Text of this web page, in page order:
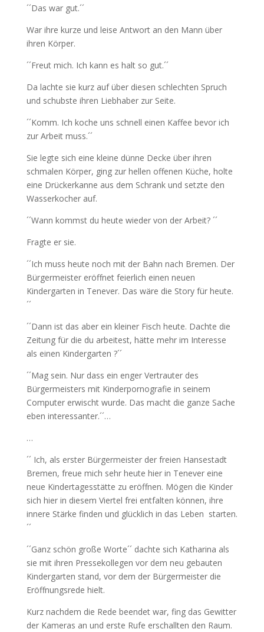
´´Das war gut.´´
War ihre kurze und leise Antwort an den Mann über
ihren Körper.
´´Freut mich. Ich kann es halt so gut.´´
Da lachte sie kurz auf über diesen schlechten Spruch
und schubste ihren Liebhaber zur Seite.
´´Komm. Ich koche uns schnell einen Kaffee bevor ich
zur Arbeit muss.´´
Sie legte sich eine kleine dünne Decke über ihren
schmalen Körper, ging zur hellen offenen Küche, holte
eine Drückerkanne aus dem Schrank und setzte den
Wasserkocher auf.
´´Wann kommst du heute wieder von der Arbeit? ´´
Fragte er sie.
´´Ich muss heute noch mit der Bahn nach Bremen. Der
Bürgermeister eröffnet feierlich einen neuen
Kindergarten in Tenever. Das wäre die Story für heute.
´´
´´Dann ist das aber ein kleiner Fisch heute. Dachte die
Zeitung für die du arbeitest, hätte mehr im Interesse
als einen Kindergarten ?´´
´´Mag sein. Nur dass ein enger Vertrauter des
Bürgermeisters mit Kinderpornografie in seinem
Computer erwischt wurde. Das macht die ganze Sache
eben interessanter.´´…
…
´´ Ich, als erster Bürgermeister der freien Hansestadt
Bremen, freue mich sehr heute hier in Tenever eine
neue Kindertagesstätte zu eröffnen. Mögen die Kinder
sich hier in diesem Viertel frei entfalten können, ihre
innere Stärke finden und glücklich in das Leben starten.
´´
´´Ganz schön große Worte´´ dachte sich Katharina als
sie mit ihren Pressekollegen vor dem neu gebauten
Kindergarten stand, vor dem der Bürgermeister die
Eröffnungsrede hielt.
Kurz nachdem die Rede beendet war, fing das Gewitter
der Kameras an und erste Rufe erschallten den Raum.